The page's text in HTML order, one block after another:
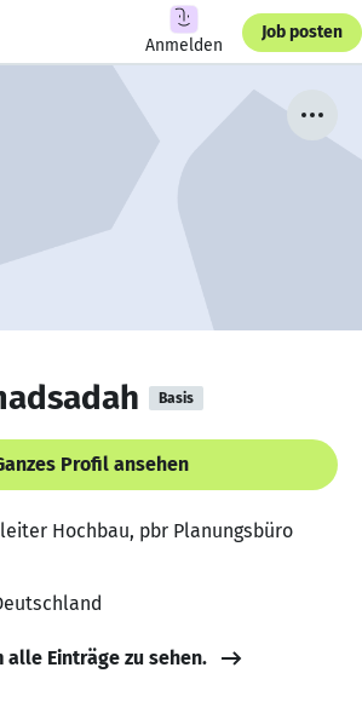
Anmelden
Job posten
Basis
Profil ansehen
Hochbau, pbr Planungsbüro
alle Einträge zu sehen.